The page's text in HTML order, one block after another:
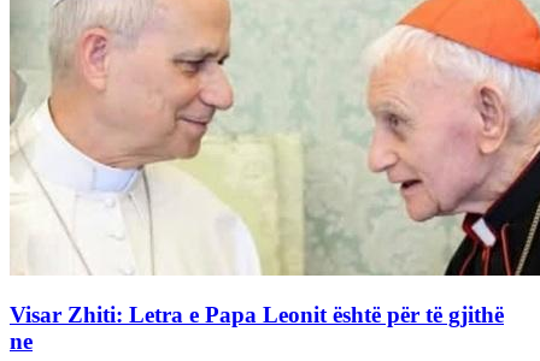
Visar Zhiti: Letra e Papa Leonit është për të gjithë
ne